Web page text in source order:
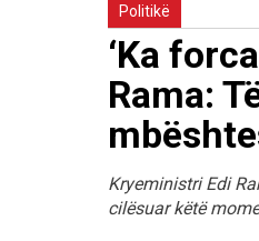
Politikë
‘Ka
Rama:
Kryeministri Edi
cilësuar këtë